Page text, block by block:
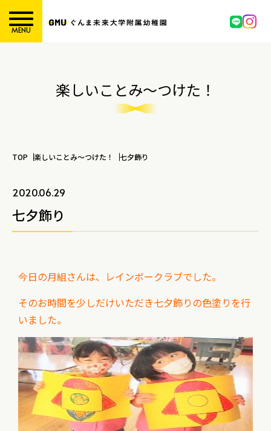
MENU
楽しいことみ～つけた！
TOP 楽しいことみ～つけた！ 七夕飾り
2020.06.29
七夕飾り
今日の月組さんは、レインボークラブでした。
そのお時間を少しだけいただき七夕飾りの色塗りを行
いました。